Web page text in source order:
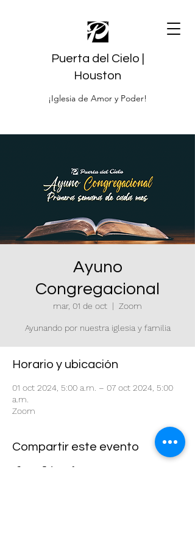
Puerta del Cielo |
Houston
¡Iglesia de Amor y Poder!
Ayuno
Congregacional
mar, 01 de oct
  |
Zoom
Ayunando por nuestra iglesia y familia
Horario y ubicación
01 oct 2024, 5:00 a.m. – 07 oct 2024, 5:00
a.m.
Zoom
Compartir este evento